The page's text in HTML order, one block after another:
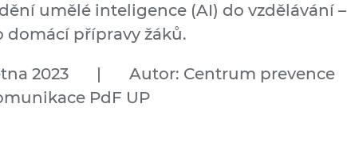
umělé inteligence (AI) do vzdělávání –
domácí přípravy žáků.
2023 |
Autor: Centrum prevence
PdF UP